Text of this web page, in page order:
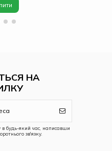
НА
в будь-який час, написавши
зв'язку.